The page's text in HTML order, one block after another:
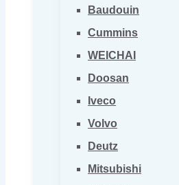
Baudouin
Cummins
WEICHAI
Doosan
Iveco
Volvo
Deutz
Mitsubishi